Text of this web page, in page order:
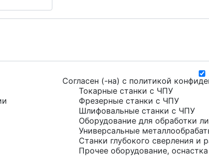
Согласен (-на) с политикой
Токарные станки с ЧПУ
Фрезерные станки с ЧПУ
Шлифовальные станки с ЧПУ
Оборудование для обработки
Универсальные
Станки глубокого сверления и
Прочее оборудование,